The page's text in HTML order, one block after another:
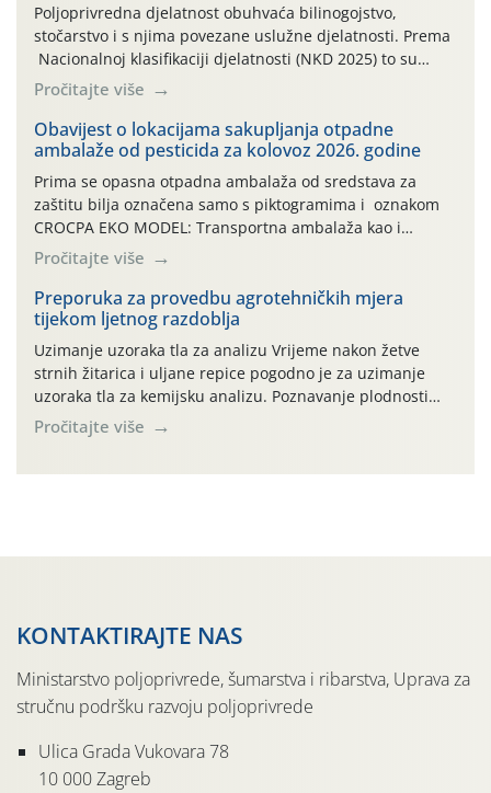
Poljoprivredna djelatnost obuhvaća bilinogojstvo,
stočarstvo i s njima povezane uslužne djelatnosti. Prema
Nacionalnoj klasifikaciji djelatnosti (NKD 2025) to su
skupne 01.1, 01.2, 01.3, 01.4, 01.5 i 01.6. Djelatnost
prerade poljoprivrednih proizvoda je svako djelovanje na
poljoprivredni proizvod čiji je rezultat proizvod koji
također može biti poljoprivredni proizvod poput npr.
maslinovog ulja, bučinog ulja, vino od […]
Pročitajte više
Obavijest o lokacijama sakupljanja otpadne
ambalaže od pesticida za kolovoz 2026. godine
Prima se opasna otpadna ambalaža od sredstava za
zaštitu bilja označena samo s piktogramima i oznakom
CROCPA EKO MODEL: Transportna ambalaža kao i
ambalaža drugih proizvoda koji nisu sredstva za zaštitu
bilja (npr. ambalaža od mineralnih gnojiva,) se ne
prihvaća. Korisnicima je osiguran besplatni povrat
prazne ambalaže isključivo ovih tvrtki: AGROCHEM-MAKS,
AGRONOM, ALBAUGH TKI* (PINUS […]
Pročitajte više
Preporuka za provedbu agrotehničkih mjera
tijekom ljetnog razdoblja
Uzimanje uzoraka tla za analizu Vrijeme nakon žetve
strnih žitarica i uljane repice pogodno je za uzimanje
uzoraka tla za kemijsku analizu. Poznavanje plodnosti
parcele temelj je za pravilnu gnojidbu. Samo
izbalansiranom i pravodobnom gnojidbom možemo
Pročitajte više
KONTAKTIRAJTE NAS
Ministarstvo poljoprivrede, šumarstva i ribarstva, Uprava za
stručnu podršku razvoju poljoprivrede
Ulica Grada Vukovara 78
10 000 Zagreb